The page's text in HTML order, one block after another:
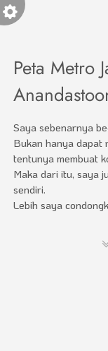
Peta Metro
Saya sebenarnya
Bukan hanya dapat
tentunya membuat
Maka dari itu, saya
sendiri.
Lebih saya